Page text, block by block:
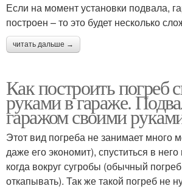
Если на момент установки подвала,
построен – то это будет несколько
читать дальше →
Как построить погреб
руками в гараже.
гаражом своими
Этот вид погреба не занимает много
даже его экономит), спуститься в
когда вокруг сугробы (обычный
откапывать). Так же такой погреб не